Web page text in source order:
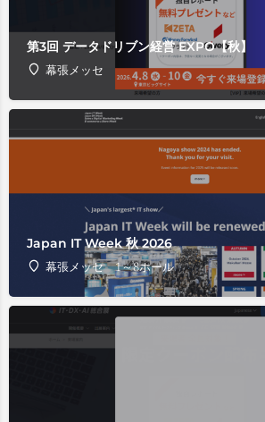
第3回 データドリブン経営 EXPO【秋】
幕張メッセ
Japan IT Week 秋 2026
幕張メッセ 1～8ホール